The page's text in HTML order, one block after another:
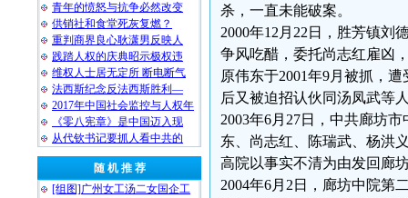
青年的愤怒与抗争必然改变
供销社和食堂死灰复燃？
重判商界良心耿潇男反映人
践踏人权的庆典昭示极权违
维权人士居无定所 断电断气
法西斯纪念反法西斯胜利—
2017年中国社会监控与人权年
《零八宪章》是中国迈入现
从代钦书记要抓人看中共的
随 机 推 荐
[组图]广州女工汤二女国企工
杀，一直未能破案。
2000年12月22日，胜芳镇刘
争风吃醋，委托尚志红雇凶
原伟东于2001年9月被抓，
后又被迫招认伙同汤凤武等
2003年6月27日，中共廊坊
东、尚志红、陈瑞武、杨洪
高院以事实不清为由发回廊
2004年6月2日，廊坊中院第